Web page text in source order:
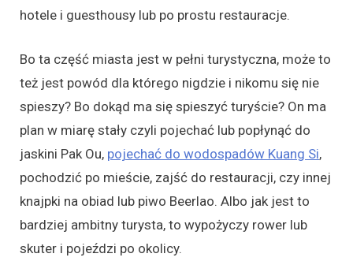
hotele i guesthousy lub po prostu restauracje.
Bo ta część miasta jest w pełni turystyczna, może to
też jest powód dla którego nigdzie i nikomu się nie
spieszy? Bo dokąd ma się spieszyć turyście? On ma
plan w miarę stały czyli pojechać lub popłynąć do
jaskini Pak Ou, pojechać do wodospadów Kuang Si,
pochodzić po mieście, zajść do restauracji, czy innej
knajpki na obiad lub piwo Beerlao. Albo jak jest to
bardziej ambitny turysta, to wypożyczy rower lub
skuter i pojeździ po okolicy.